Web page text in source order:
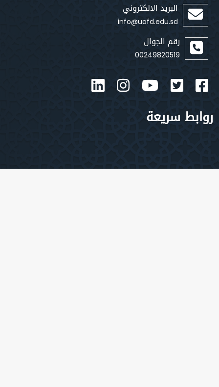
البريد الالكتروني
info@uofd.edu.sd
رقم الجوال
00249820519
سريعة